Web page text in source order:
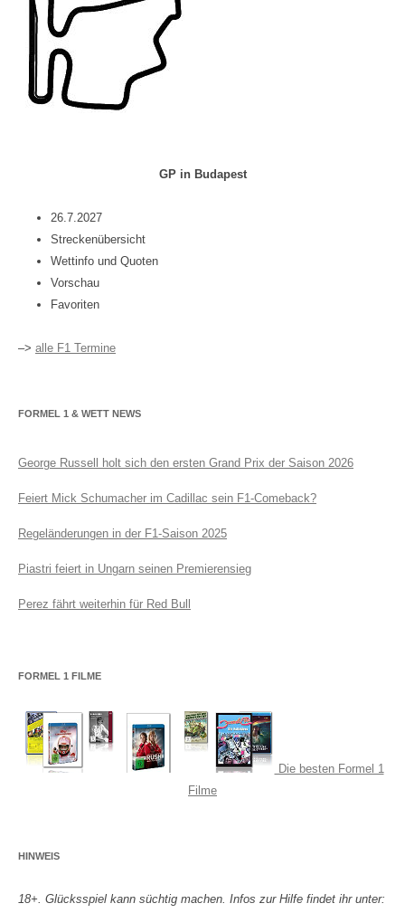
GP in Budapest
26.7.2027
Streckenübersicht
Wettinfo und Quoten
Vorschau
Favoriten
–> alle F1 Termine
FORMEL 1 & WETT NEWS
George Russell holt sich den ersten Grand Prix der Saison 2026
Feiert Mick Schumacher im Cadillac sein F1-Comeback?
Regeländerungen in der F1-Saison 2025
Piastri feiert in Ungarn seinen Premierensieg
Perez fährt weiterhin für Red Bull
FORMEL 1 FILME
Die besten Formel 1
Filme
HINWEIS
18+. Glücksspiel kann süchtig machen. Infos zur Hilfe findet ihr unter: